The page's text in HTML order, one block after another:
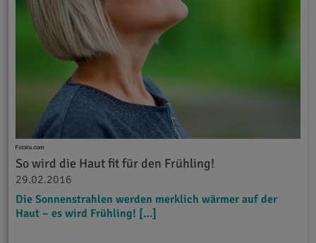
So wird die Haut fit für den Frühling!
29.02.2016
Die Sonnenstrahlen werden merklich wärmer auf der
Haut – es wird Frühling! […]